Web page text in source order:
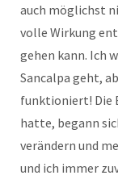
auch möglichst
volle Wirkung
gehen kann. Ich
Sancalpa geht,
funktioniert! Die
hatte, begann
verändern und
und ich immer